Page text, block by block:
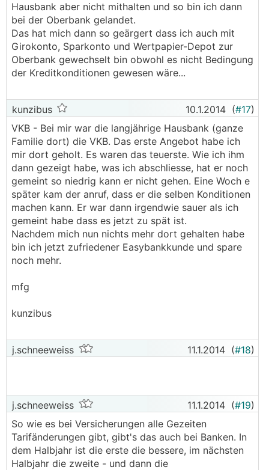
Hausbank aber nicht mithalten und so bin ich dann
bei der Oberbank gelandet.
Das hat mich dann so geärgert dass ich auch mit
Girokonto, Sparkonto und Wertpapier-Depot zur
Oberbank gewechselt bin obwohl es nicht Bedingung
der Kreditkonditionen gewesen wäre...
kunzibus 10.1.2014 (#17)
VKB - Bei mir war die langjährige Hausbank (ganze
Familie dort) die VKB. Das erste Angebot habe ich
mir dort geholt. Es waren das teuerste. Wie ich ihm
dann gezeigt habe, was ich abschliesse, hat er noch
gemeint so niedrig kann er nicht gehen. Eine Woch e
später kam der anruf, dass er die selben Konditionen
machen kann. Er war dann irgendwie sauer als ich
gemeint habe dass es jetzt zu spät ist.
Nachdem mich nun nichts mehr dort gehalten habe
bin ich jetzt zufriedener Easybankkunde und spare
noch mehr.
mfg
kunzibus
j.schneeweiss 11.1.2014 (#18)
j.schneeweiss 11.1.2014 (#19)
So wie es bei Versicherungen alle Gezeiten
Tarifänderungen gibt, gibt's das auch bei Banken. In
dem Halbjahr ist die erste die bessere, im nächsten
Halbjahr die zweite - und dann die